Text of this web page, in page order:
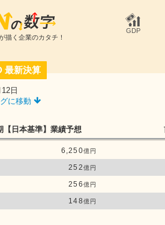
描く企業のカタチ！
GDP
最新決算
日
に移動
【日本基準】 業績予想
6,250億円
252億円
256億円
148億円